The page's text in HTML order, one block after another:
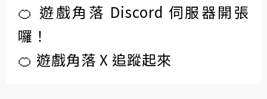
🍊 遊戲角落 Discord 伺服器開張
囉！
🍊 遊戲角落 X 追蹤起來